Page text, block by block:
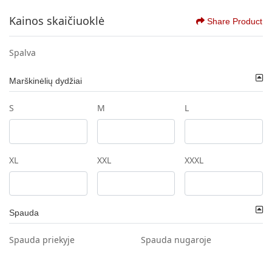
Kainos skaičiuoklė Share Product
Spalva
Marškinėlių dydžiai
S M L
XL XXL XXXL
Spauda
Spauda priekyje Spauda nugaroje